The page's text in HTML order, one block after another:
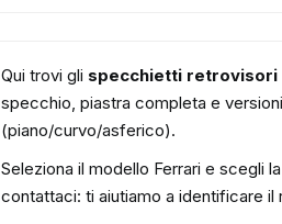
Qui trovi gli specchietti retrovisori
specchio, piastra completa e
(piano/curvo/asferico).
Seleziona il modello Ferrari e scegli
contattaci: ti aiutiamo a identificare il